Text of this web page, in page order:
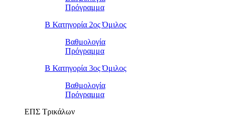
Πρόγραμμα
Β Κατηγορία 2ος Όμιλος
Βαθμολογία
Πρόγραμμα
Β Κατηγορία 3ος Όμιλος
Βαθμολογία
Πρόγραμμα
ΕΠΣ Τρικάλων